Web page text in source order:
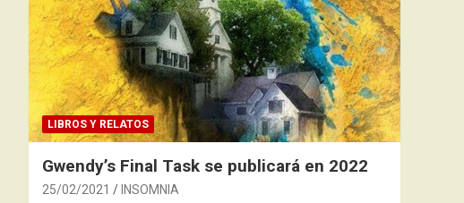
LIBROS Y RELATOS
Gwendy’s Final Task se publicará en 2022
25/02/2021 INSOMNIA